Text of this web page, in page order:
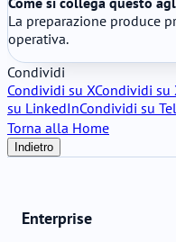
La preparazione produce
operativa.
Condividi
Condividi su XCondividi su
su LinkedInCondividi su
Torna alla Home
Indietro
Enterprise